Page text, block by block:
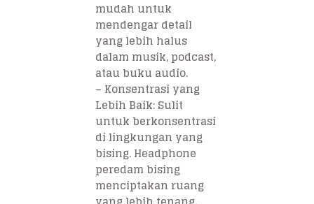
mudah untuk
mendengar detail
yang lebih halus
dalam musik, podcast,
atau buku audio.
– Konsentrasi yang
Lebih Baik: Sulit
untuk berkonsentrasi
di lingkungan yang
bising. Headphone
peredam bising
menciptakan ruang